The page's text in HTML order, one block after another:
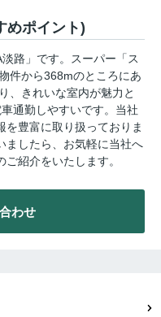
めポイント)
路」です。スーパー「ス
件から368mのところにあ
、きれいな室内が魅力と
通勤しやすいです。当社
を豊富に取り扱っておりま
ましたら、お気軽に当社へ
紹介をいたします。
わせ